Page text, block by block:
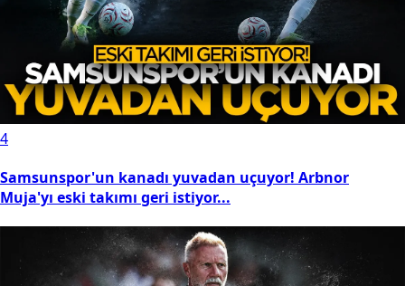
4
Samsunspor'un kanadı yuvadan uçuyor! Arbnor
Muja'yı eski takımı geri istiyor...